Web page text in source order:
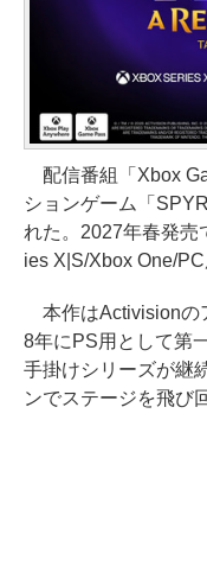
配信番組「Xbox
ションゲーム「
れた。2027年春発売
ies X|S/Xbox One/PC
本作はActivisionの
8年にPS用として第
手掛けシリーズが継
ンでステージを飛び